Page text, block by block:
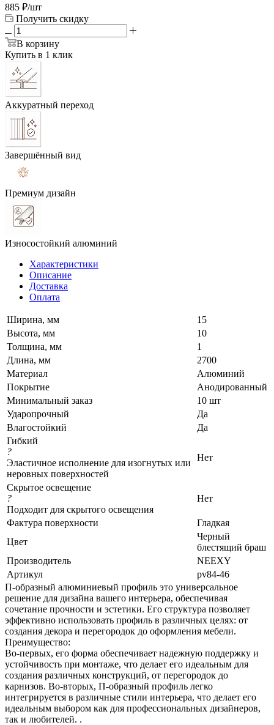
885 ₽/шт
Получить скидку
В корзину
Купить в 1 клик
Аккуратный переход
Завершённый вид
Премиум дизайн
Износостойкий алюминий
Характеристики
Описание
Доставка
Оплата
Ширина, мм
15
Высота, мм
10
Толщина, мм
1
Длина, мм
2700
Материал
Алюминий
Покрытие
Анодированный
Минимальный заказ
10 шт
Ударопрочный
Да
Влагостойкий
Да
Гибкий
?
Эластичное исполнение для изогнутых или
неровных поверхностей
Нет
Скрытое освещение
?
Подходит для скрытого освещения
Нет
Фактура поверхности
Гладкая
Цвет
Черный
блестящий браш
Производитель
NEEXY
Артикул
pv84-46
П-образный алюминиевый профиль это универсальное
решение для дизайна вашего интерьера, обеспечивая
сочетание прочности и эстетики. Его структура позволяет
эффективно использовать профиль в различных целях: от
создания декора и перегородок до оформления мебели.
Преимущество:
Во-первых, его форма обеспечивает надежную поддержку и
устойчивость при монтаже, что делает его идеальным для
создания различных конструкций, от перегородок до
карнизов. Во-вторых, П-образный профиль легко
интегрируется в различные стили интерьера, что делает его
идеальным выбором как для профессиональных дизайнеров,
так и любителей. .